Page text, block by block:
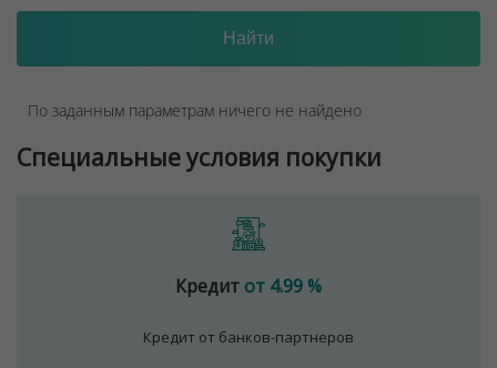
По заданным параметрам ничего не найдено
Специальные условия покупки
Кредит от 4.99 %
Кредит от банков-партнеров